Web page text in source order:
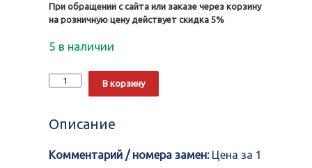
При обращении с сайта или заказе через корзину
на розничную цену действует скидка 5%
5 в наличии
Количество
Вкладыш
№1
21181-
В корзину
Описание
Комментарий / номера замен:Цена за 1